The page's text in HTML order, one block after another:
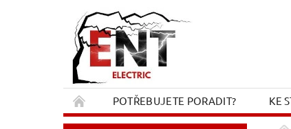
POTŘEBUJETE PORADIT? KE
REKLAMACE A VRÁCENÍ
KONTAKT